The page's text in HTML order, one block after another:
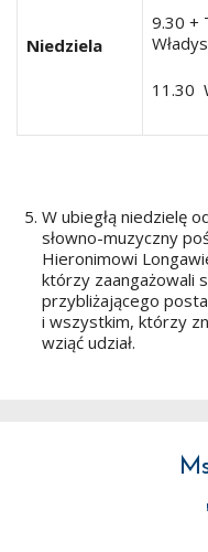
Niedziela
9.30 +
11.30
W ubiegłą niedzielę
słowno-muzyczny
Hieronimowi
którzy zaangażowali
przybliżającego
i wszystkim, którzy
wziąć udział.